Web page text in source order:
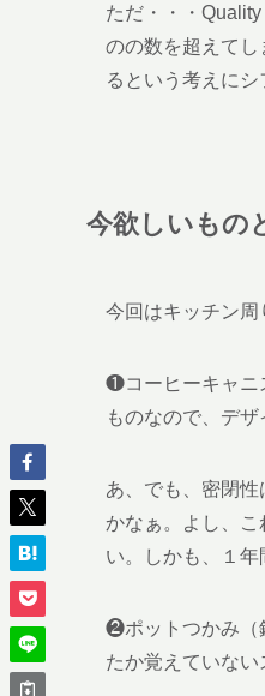
ただ・・・
のの数を超えてし
るという考えに
今欲しいもの
今回はキッチン周
❶コーヒーキャニ
ものなので、デ
あ、でも、密閉
かなぁ。よし、
い。しかも、１年
❷ポットつかみ（
たか覚えていない